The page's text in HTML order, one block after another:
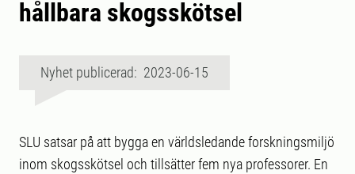
hållbara skogsskötsel
Nyhet publicerad: 2023-06-15
SLU satsar på att bygga en världsledande forskningsmiljö
inom skogsskötsel och tillsätter fem nya professorer. En